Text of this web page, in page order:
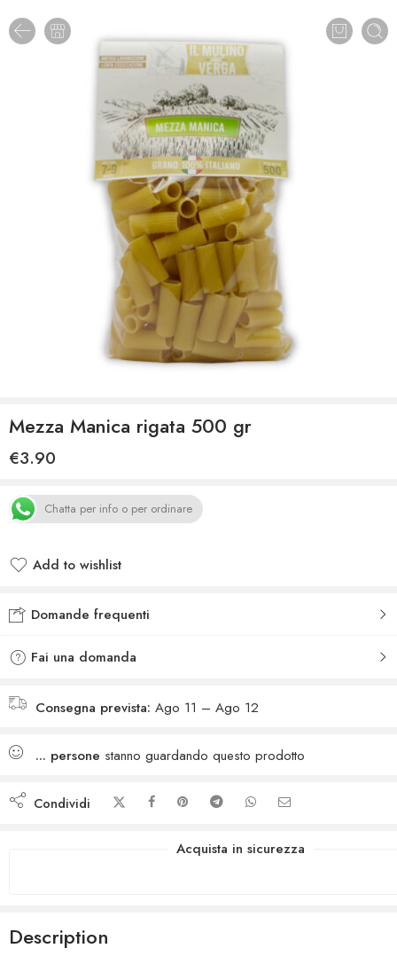
Mezza Manica rigata 500 gr
€3.90
Chatta per info o per ordinare
Add to wishlist
Domande frequenti
Fai una domanda
Consegna prevista: Ago 11 – Ago 12
... persone stanno guardando questo prodotto
Condividi
Acquista in sicurezza
Description